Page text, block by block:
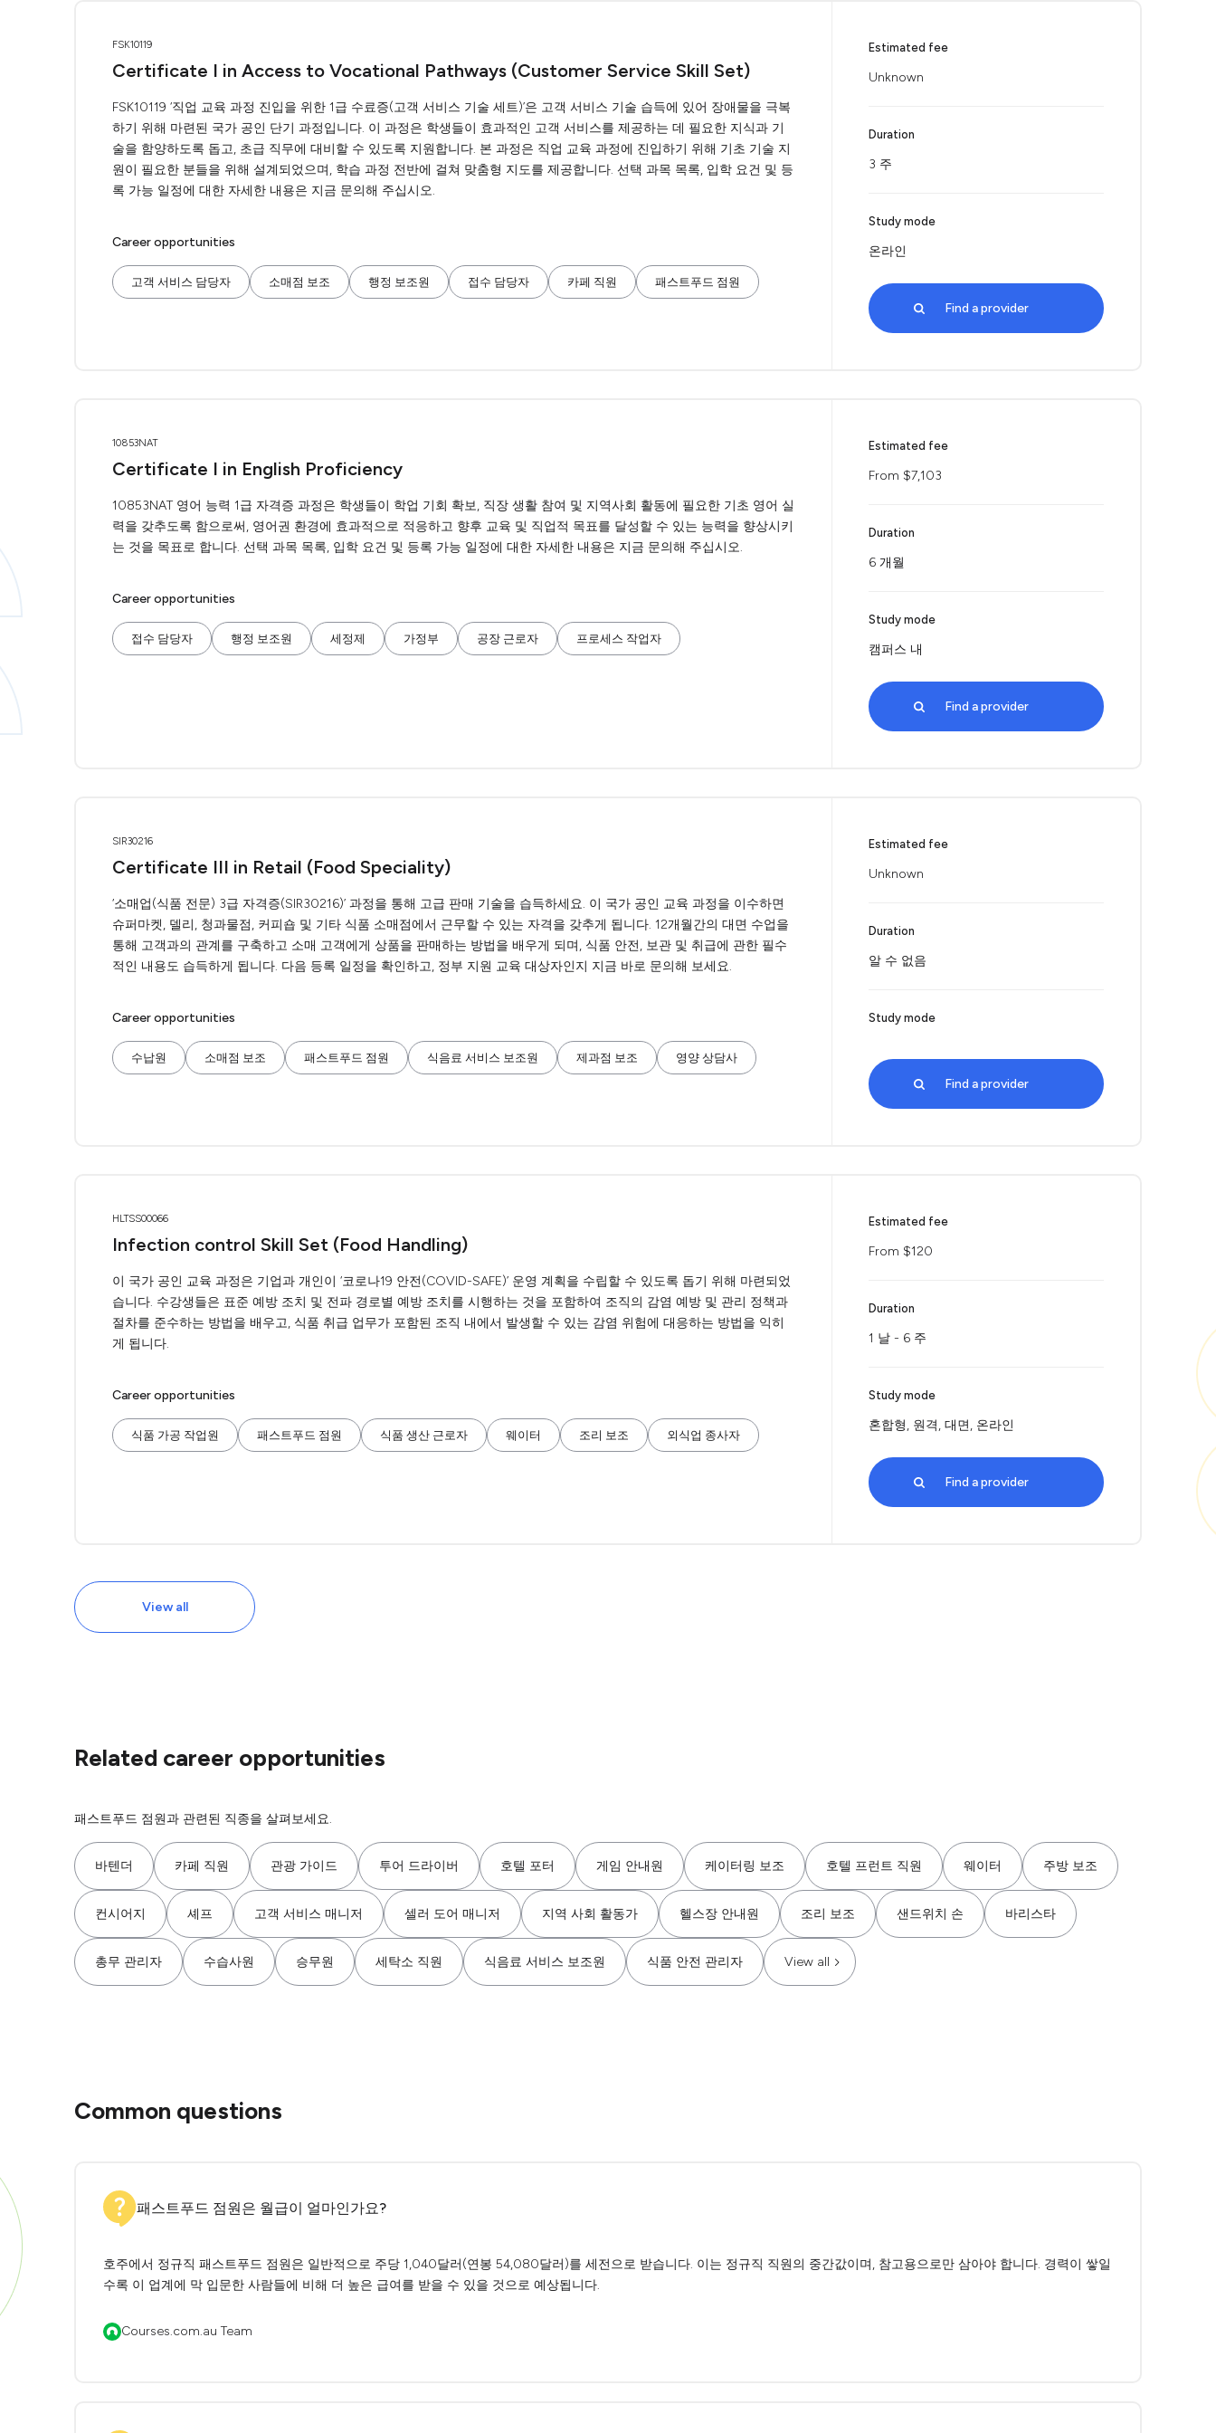
FSK10119
Certificate I in Access to Vocational Pathways (Customer Service Skill Set)
FSK10119 ‘직업 교육 과정 진입을 위한 1급 수료증(고객 서비스 기술 세트)’은 고객 서비스 기술 습득에 있어 장애물을 극복
하기 위해 마련된 국가 공인 단기 과정입니다. 이 과정은 학생들이 효과적인 고객 서비스를 제공하는 데 필요한 지식과 기
술을 함양하도록 돕고, 초급 직무에 대비할 수 있도록 지원합니다. 본 과정은 직업 교육 과정에 진입하기 위해 기초 기술 지
원이 필요한 분들을 위해 설계되었으며, 학습 과정 전반에 걸쳐 맞춤형 지도를 제공합니다. 선택 과목 목록, 입학 요건 및 등
록 가능 일정에 대한 자세한 내용은 지금 문의해 주십시오.
Career opportunities
고객 서비스 담당자 소매점 보조 행정 보조원 접수 담당자 카페 직원 패스트푸드 점원
Estimated fee
Unknown
Duration
3 주
Study mode
온라인
Find a provider
10853NAT
Certificate I in English Proficiency
10853NAT 영어 능력 1급 자격증 과정은 학생들이 학업 기회 확보, 직장 생활 참여 및 지역사회 활동에 필요한 기초 영어 실
력을 갖추도록 함으로써, 영어권 환경에 효과적으로 적응하고 향후 교육 및 직업적 목표를 달성할 수 있는 능력을 향상시키
는 것을 목표로 합니다. 선택 과목 목록, 입학 요건 및 등록 가능 일정에 대한 자세한 내용은 지금 문의해 주십시오.
Career opportunities
접수 담당자 행정 보조원 세정제 가정부 공장 근로자 프로세스 작업자
Estimated fee
From $7,103
Duration
6 개월
Study mode
캠퍼스 내
Find a provider
SIR30216
Certificate III in Retail (Food Speciality)
‘소매업(식품 전문) 3급 자격증(SIR30216)’ 과정을 통해 고급 판매 기술을 습득하세요. 이 국가 공인 교육 과정을 이수하면
슈퍼마켓, 델리, 청과물점, 커피숍 및 기타 식품 소매점에서 근무할 수 있는 자격을 갖추게 됩니다. 12개월간의 대면 수업을
통해 고객과의 관계를 구축하고 소매 고객에게 상품을 판매하는 방법을 배우게 되며, 식품 안전, 보관 및 취급에 관한 필수
적인 내용도 습득하게 됩니다. 다음 등록 일정을 확인하고, 정부 지원 교육 대상자인지 지금 바로 문의해 보세요.
Career opportunities
수납원 소매점 보조 패스트푸드 점원 식음료 서비스 보조원 제과점 보조 영양 상담사
Estimated fee
Unknown
Duration
알 수 없음
Study mode
Find a provider
HLTSS00066
Infection control Skill Set (Food Handling)
이 국가 공인 교육 과정은 기업과 개인이 ‘코로나19 안전(COVID-SAFE)’ 운영 계획을 수립할 수 있도록 돕기 위해 마련되었
습니다. 수강생들은 표준 예방 조치 및 전파 경로별 예방 조치를 시행하는 것을 포함하여 조직의 감염 예방 및 관리 정책과
절차를 준수하는 방법을 배우고, 식품 취급 업무가 포함된 조직 내에서 발생할 수 있는 감염 위험에 대응하는 방법을 익히
게 됩니다.
Career opportunities
식품 가공 작업원 패스트푸드 점원 식품 생산 근로자 웨이터 조리 보조 외식업 종사자
Estimated fee
From $120
Duration
1 날 - 6 주
Study mode
혼합형, 원격, 대면, 온라인
Find a provider
View all
Related career opportunities
패스트푸드 점원과 관련된 직종을 살펴보세요.
바텐더 카페 직원 관광 가이드 투어 드라이버 호텔 포터 게임 안내원 케이터링 보조 호텔 프런트 직원 웨이터 주방 보조
컨시어지 셰프 고객 서비스 매니저 셀러 도어 매니저 지역 사회 활동가 헬스장 안내원 조리 보조 샌드위치 손 바리스타
총무 관리자 수습사원 승무원 세탁소 직원 식음료 서비스 보조원 식품 안전 관리자 View all
Common questions
패스트푸드 점원은 월급이 얼마인가요?
호주에서 정규직 패스트푸드 점원은 일반적으로 주당 1,040달러(연봉 54,080달러)를 세전으로 받습니다. 이는 정규직 직원의 중간값이며, 참고용으로만 삼아야 합니다. 경력이 쌓일
수록 이 업계에 막 입문한 사람들에 비해 더 높은 급여를 받을 수 있을 것으로 예상됩니다.
Courses.com.au Team